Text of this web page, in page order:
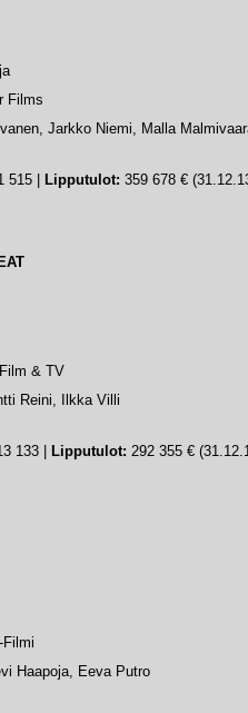
Films
Jarkko Niemi, Malla
515 | Lipputulot: 359 678 €
& TV
Reini, Ilkka Villi
133 | Lipputulot: 292 355 €
Filmi
Haapoja, Eeva Putro